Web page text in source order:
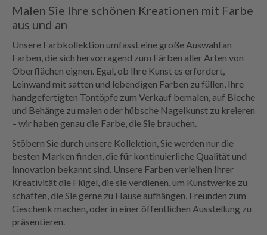
Malen Sie Ihre schönen Kreationen mit Farbe
aus und an
Unsere Farbkollektion umfasst eine große Auswahl an
Farben, die sich hervorragend zum Färben aller Arten von
Oberflächen eignen. Egal, ob Ihre Kunst es erfordert,
Leinwand mit satten und lebendigen Farben zu füllen, Ihre
handgefertigten Tontöpfe zum Verkauf bemalen, auf Bleche
und Behänge zu malen oder hübsche Nagelkunst zu kreieren
– wir haben genau die Farbe, die Sie brauchen.
Stöbern Sie durch unsere Kollektion, Sie werden nur die
besten Marken finden, die für kontinuierliche Qualität und
Innovation bekannt sind. Unsere Farben verleihen Ihrer
Kreativität die Flügel, die sie verdienen, um Kunstwerke zu
schaffen, die Sie gerne zu Hause aufhängen, Freunden zum
Geschenk machen, oder in einer öffentlichen Ausstellung zu
präsentieren.